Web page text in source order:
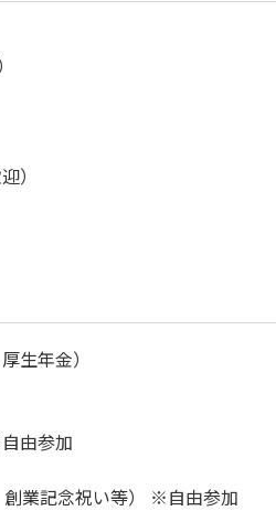
）
生年金）
由参加
業記念祝い等） ※自由参加